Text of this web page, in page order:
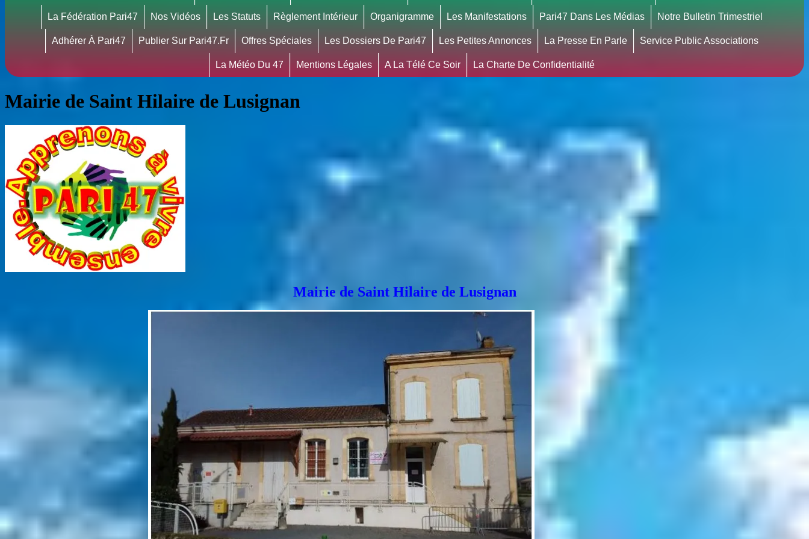
La Fédération Pari47 Nos Vidéos Les Statuts Règlement Intérieur Organigramme Les Manifestations Pari47 Dans Les Médias Notre Bulletin Trimestriel
Adhérer À Pari47 Publier Sur Pari47.fr Offres Spéciales Les Dossiers De Pari47 Les Petites Annonces La Presse En Parle Service Public Associations
La Météo Du 47 Mentions Légales A La Télé Ce Soir La Charte De Confidentialité
Mairie de Saint Hilaire de Lusignan
Mairie de Saint Hilaire de Lusignan